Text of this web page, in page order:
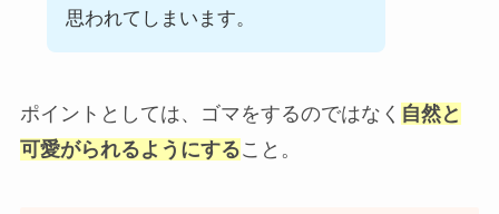
思われてしまいます。
ポイントとしては、ゴマをするのではなく 自然と
可愛がられるようにすること。